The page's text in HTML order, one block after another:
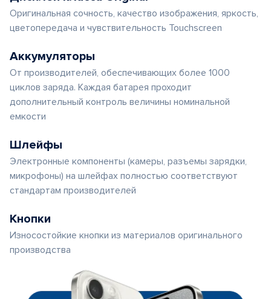
Оригинальная сочность, качество изображения, яркость,
цветопередача и чувствительность Touchscreen
Аккумуляторы
От производителей, обеспечивающих более 1000
циклов заряда. Каждая батарея проходит
дополнительный контроль величины номинальной
емкости
Шлейфы
Электронные компоненты (камеры, разъемы зарядки,
микрофоны) на шлейфах полностью соответствуют
стандартам производителей
Кнопки
Износостойкие кнопки из материалов оригинального
производства